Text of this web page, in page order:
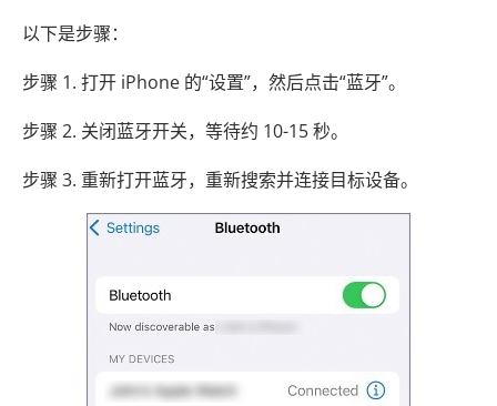
以下是步骤：
步骤 1. 打开 iPhone 的“设置”，然后点击“蓝牙”。
步骤 2. 关闭蓝牙开关，等待约 10-15 秒。
步骤 3. 重新打开蓝牙，重新搜索并连接目标设备。